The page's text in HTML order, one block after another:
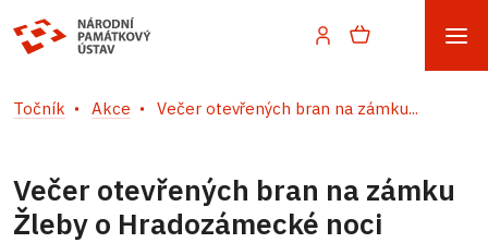
Točník Akce Večer otevřených bran na zámku...
Večer otevřených bran na zámku
Žleby o Hradozámecké noci